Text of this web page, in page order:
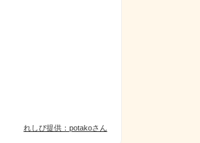
れしぴ提供：potakoさん